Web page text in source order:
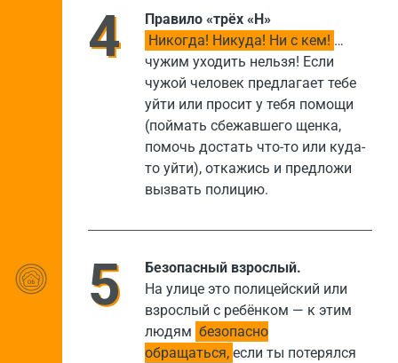
Правило «трёх «Н»
Никогда! Никуда! Ни с кем! …
чужим уходить нельзя! Если
чужой человек предлагает тебе
уйти или просит у тебя помощи
(поймать сбежавшего щенка,
помочь достать что-то или куда-
то уйти), откажись и предложи
вызвать полицию.
Безопасный взрослый.
На улице это полицейский или
взрослый с ребёнком — к этим
людям безопасно
обращаться, если ты потерялся